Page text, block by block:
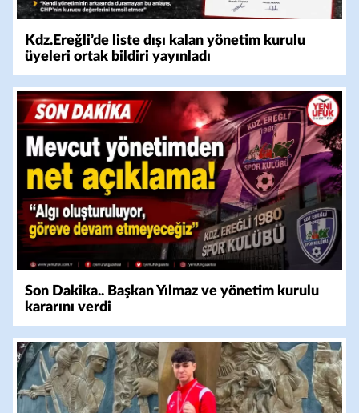
Kdz.Ereğli’de liste dışı kalan yönetim kurulu
üyeleri ortak bildiri yayınladı
Son Dakika.. Başkan Yılmaz ve yönetim kurulu
kararını verdi